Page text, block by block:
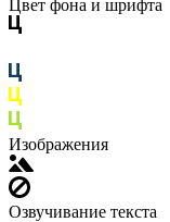
Цвет фона и шрифта
Изображения
Озвучивание текста